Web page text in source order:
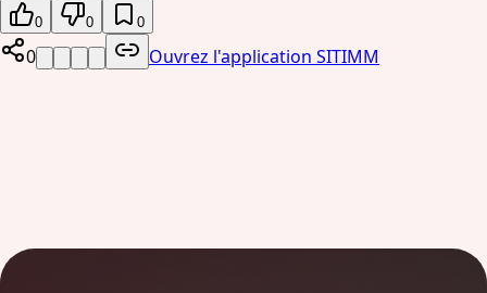
0 0 0
0 Ouvrez l'application SITIMM